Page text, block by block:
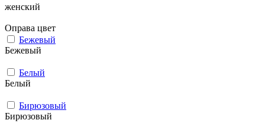
женский
Оправа цвет
Бежевый
Бежевый
Белый
Белый
Бирюзовый
Бирюзовый